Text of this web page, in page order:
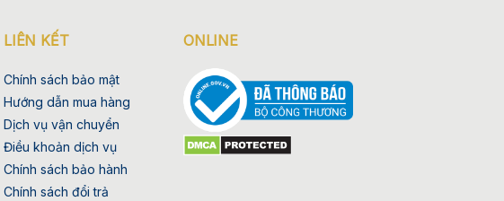
LIÊN KẾT
Chính sách bảo mật
Hướng dẫn mua hàng
Dịch vụ vận chuyển
Điều khoản dịch vụ
Chính sách bảo hành
Chính sách đổi trả
ONLINE